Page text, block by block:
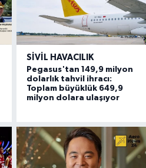
SIVIL HAVACILIK
Pegasus'tan 149,9 milyon
dolarlık tahvil ihracı:
Toplam büyüklük 649,9
milyon dolara ulaşıyor